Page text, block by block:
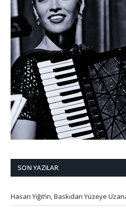
SON YAZILAR
Hasan Yiğit’in, Baskıdan Yüzeye